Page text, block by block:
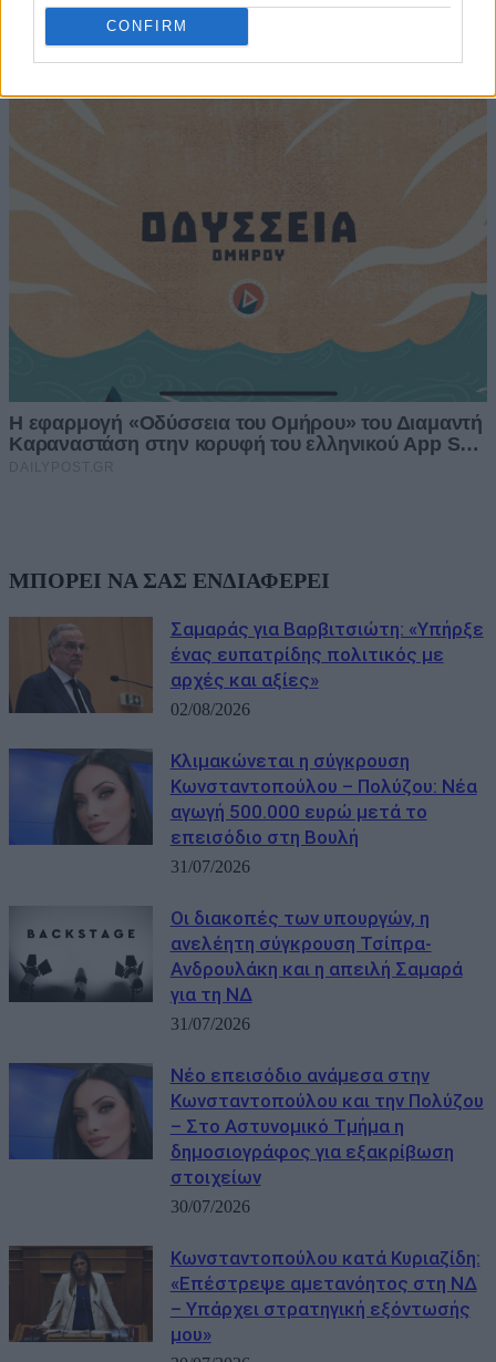
CONFIRM
ΜΠΟΡΕΙ ΝΑ ΣΑΣ ΕΝΔΙΑΦΕΡΕΙ
Σαμαράς για Βαρβιτσιώτη: «Υπήρξε
ένας ευπατρίδης πολιτικός με
αρχές και αξίες»
02/08/2026
Κλιμακώνεται η σύγκρουση
Κωνσταντοπούλου – Πολύζου: Νέα
αγωγή 500.000 ευρώ μετά το
επεισόδιο στη Βουλή
31/07/2026
Οι διακοπές των υπουργών, η
ανελέητη σύγκρουση Τσίπρα-
Ανδρουλάκη και η απειλή Σαμαρά
για τη ΝΔ
31/07/2026
Νέο επεισόδιο ανάμεσα στην
Κωνσταντοπούλου και την Πολύζου
– Στο Αστυνομικό Τμήμα η
δημοσιογράφος για εξακρίβωση
στοιχείων
30/07/2026
Κωνσταντοπούλου κατά Κυριαζίδη:
«Επέστρεψε αμετανόητος στη ΝΔ
– Υπάρχει στρατηγική εξόντωσής
μου»